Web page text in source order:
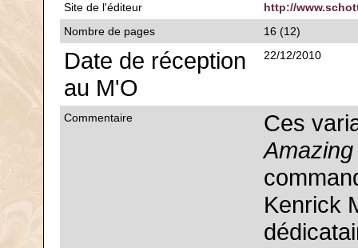
Site de l'éditeur
http://
Nombre de pages
16 (12)
Date de réception
au M'O
22/12/2010
Commentaire
Ces
Kenrick